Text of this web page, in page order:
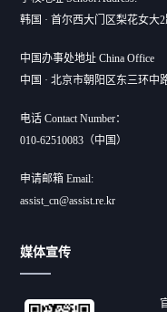
韩国 · 首尔西大门区梨花女大
中国办事处地址 China Office
中国 · 北京市朝阳区东三环中
电话 Contact Number：
010-62510083（中国）
申请邮箱 Email:
assist_cn@assist.re.kr
媒体宣传